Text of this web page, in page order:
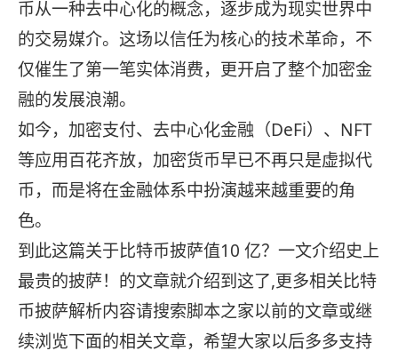
币从一种去中心化的概念，逐步成为现实世界中
的交易媒介。这场以信任为核心的技术革命，不
仅催生了第一笔实体消费，更开启了整个加密金
融的发展浪潮。
如今，加密支付、去中心化金融（DeFi）、NFT
等应用百花齐放，加密货币早已不再只是虚拟代
币，而是将在金融体系中扮演越来越重要的角
色。
到此这篇关于比特币披萨值10 亿？一文介绍史上
最贵的披萨！的文章就介绍到这了,更多相关比特
币披萨解析内容请搜索脚本之家以前的文章或继
续浏览下面的相关文章，希望大家以后多多支持